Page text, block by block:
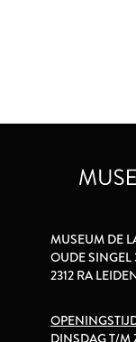
MUSEUM DE
OUDE SINGEL
2312 RA